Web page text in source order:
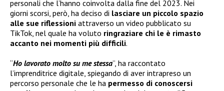
personali che l’hanno coinvolta dalla fine del 2023. Nei
giorni scorsi, però, ha deciso di lasciare un piccolo spazio
alle sue riflessioni attraverso un video pubblicato su
TikTok, nel quale ha voluto ringraziare chi le è rimasto
accanto nei momenti più difficili.
“Ho lavorato molto su me stessa”, ha raccontato
l’imprenditrice digitale, spiegando di aver intrapreso un
percorso personale che le ha permesso di conoscersi